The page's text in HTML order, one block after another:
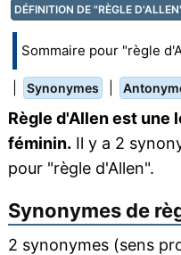
DÉFINITION DE "RÈGLE
Sommaire pour "règle
Synonymes
Règle d'Allen est une
féminin. Il y a 2
pour "règle d'Allen".
Synonymes de
2 synonymes (sens